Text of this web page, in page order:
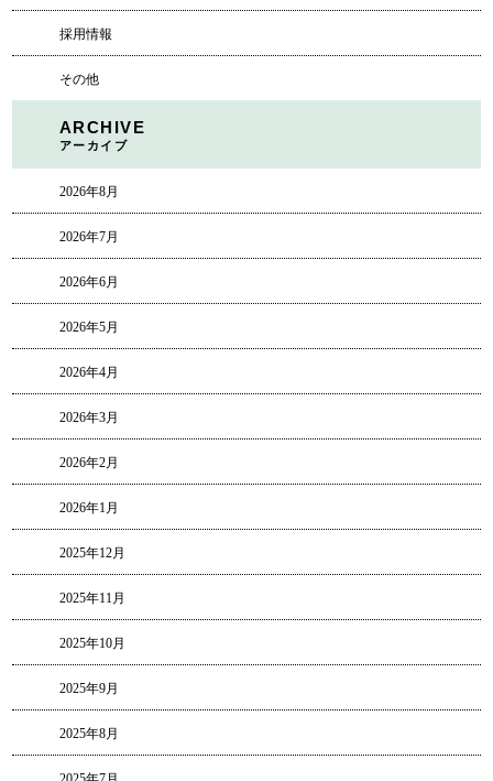
採用情報
その他
ARCHIVE
アーカイブ
2026年8月
2026年7月
2026年6月
2026年5月
2026年4月
2026年3月
2026年2月
2026年1月
2025年12月
2025年11月
2025年10月
2025年9月
2025年8月